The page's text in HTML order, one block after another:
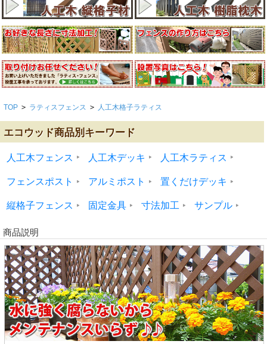
TOP > ラティスフェンス > 人工木格子ラティス
エコウッド商品別キーワード
人工木フェンス 人工木デッキ 人工木ラティス
フェンスポスト アルミポスト 置くだけデッキ
縦格子フェンス 固定金具 寸法加工 サンプル
商品説明